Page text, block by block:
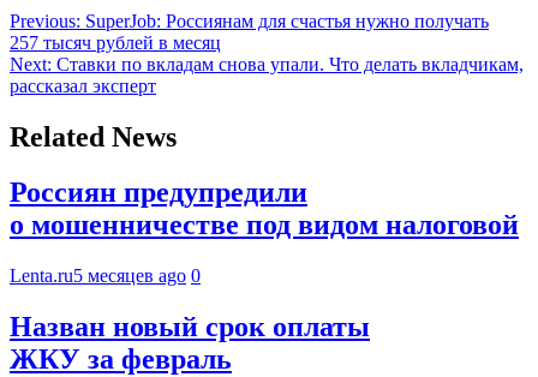
Previous: SuperJob: Россиянам для счастья нужно получать
257 тысяч рублей в месяц
Next: Ставки по вкладам снова упали. Что делать вкладчикам,
рассказал эксперт
Related News
Россиян предупредили
о мошенничестве под видом налоговой
Lenta.ru5 месяцев ago 0
Назван новый срок оплаты
ЖКУ за февраль